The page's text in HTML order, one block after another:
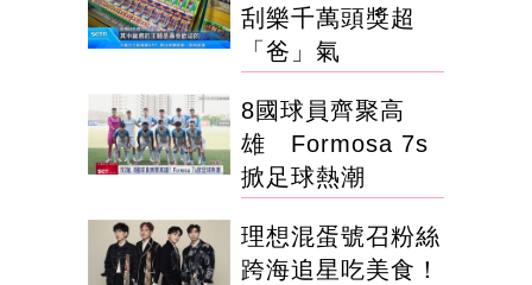
刮樂千萬頭獎超
「爸」氣
8國球員齊聚高
雄 Formosa 7s
掀足球熱潮
理想混蛋號召粉絲
跨海追星吃美食！